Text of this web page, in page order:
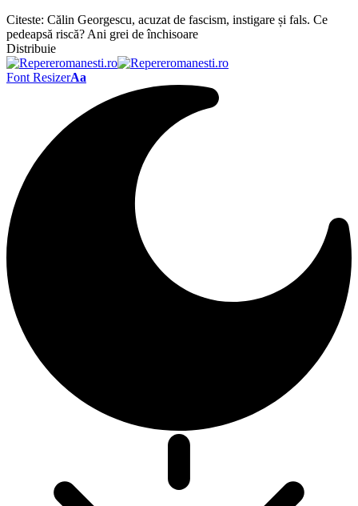
Citeste: Călin Georgescu, acuzat de fascism, instigare și fals. Ce
pedeapsă riscă? Ani grei de închisoare
Distribuie
Font ResizerAa